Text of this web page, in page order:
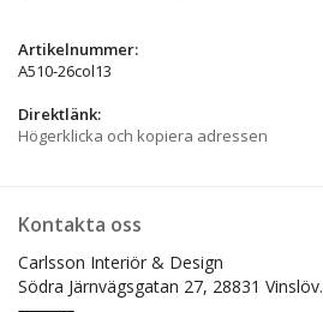
Artikelnummer:
A510-26col13
Direktlänk:
Högerklicka och kopiera adressen
Kontakta oss
Carlsson Interiör & Design
Södra Järnvägsgatan 27, 28831 Vinslöv.